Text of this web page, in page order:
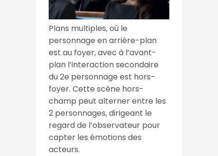
Plans multiples, où le
personnage en arrière-plan
est au foyer, avec à l’avant-
plan l’interaction secondaire
du 2e personnage est hors-
foyer. Cette scène hors-
champ peut alterner entre les
2 personnages, dirigeant le
regard de l’observateur pour
capter les émotions des
acteurs.